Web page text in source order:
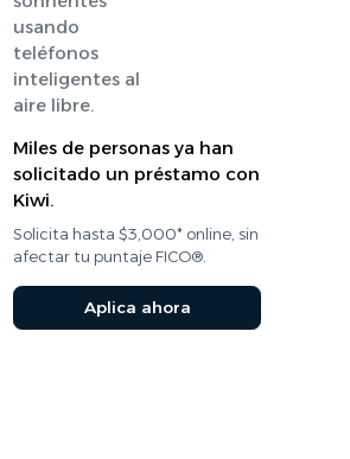
Miles de personas ya han
solicitado un préstamo con
Kiwi.
Solicita hasta $3,000* online, sin
afectar tu puntaje FICO®.
Aplica ahora